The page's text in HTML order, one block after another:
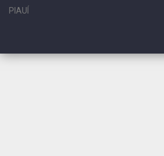
PIAUÍ